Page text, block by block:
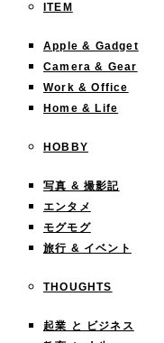
ITEM
Apple & Gadget
Camera & Gear
Work & Office
Home & Life
HOBBY
写真 & 撮影記
エンタメ
モグモグ
旅行 & イベント
THOUGHTS
起業 と ビジネス